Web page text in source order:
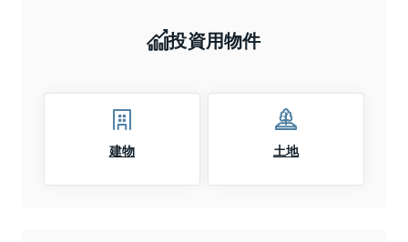
投資用物件
建物 土地